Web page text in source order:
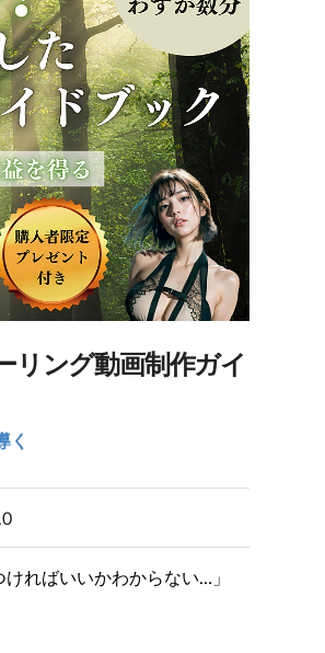
リング動画制作ガイ
く
ればいいかわからない…」